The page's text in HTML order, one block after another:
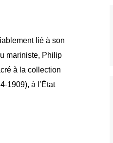
lié à son
mariniste, Philip
à la collection
1909), à l’État